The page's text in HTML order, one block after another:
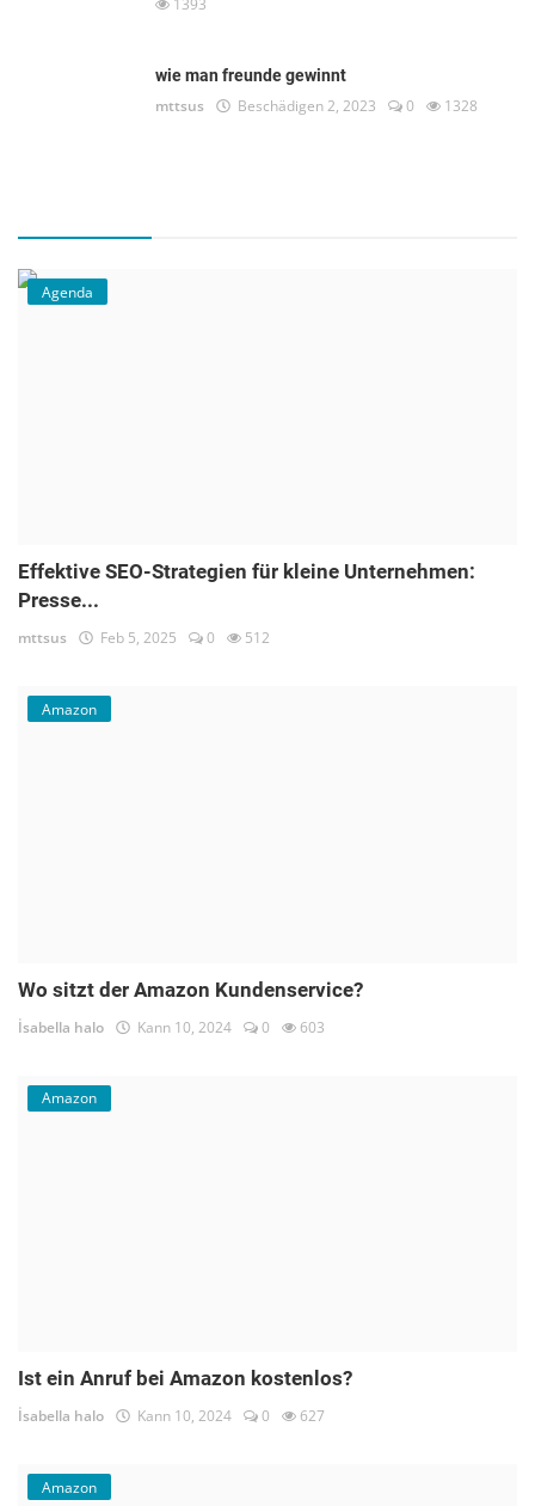
1393
wie man freunde gewinnt
mttsus Beschädigen 2, 2023 0 1328
Agenda
Effektive SEO-Strategien für kleine Unternehmen:
Presse...
mttsus Feb 5, 2025 0 512
Amazon
Wo sitzt der Amazon Kundenservice?
İsabella halo Kann 10, 2024 0 603
Amazon
Ist ein Anruf bei Amazon kostenlos?
İsabella halo Kann 10, 2024 0 627
Amazon